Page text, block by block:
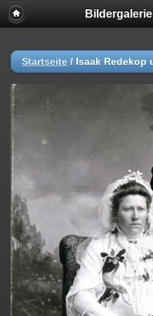
Startseite / Isaak Redekop